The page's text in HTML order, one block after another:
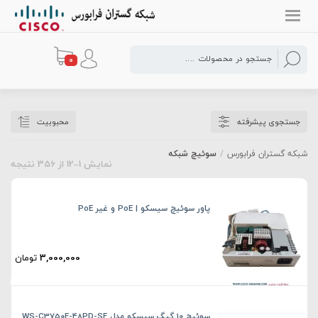
0
جستجوی پیشرفته محبوبیت
شبکه گستران فرابورس / سوئیچ شبکه
نمایش 1–12 از 356 نتیجه
پاور سوئیچ سیسکو | PoE و غیر PoE
3,000,000تومان